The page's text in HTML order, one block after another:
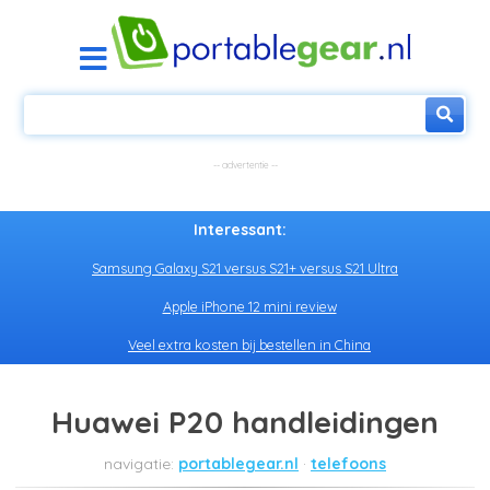
Interessant:
Samsung Galaxy S21 versus S21+ versus S21 Ultra
Apple iPhone 12 mini review
Veel extra kosten bij bestellen in China
Huawei P20 handleidingen
portablegear.nl telefoons